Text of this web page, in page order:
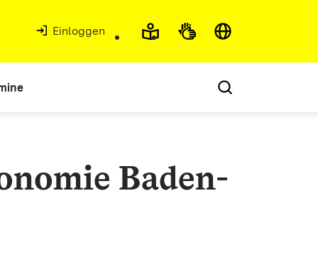
Einloggen
Baden-